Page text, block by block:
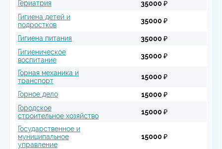
Гериатрия
35000 ₽
Гигиена детей и
подростков
35000 ₽
Гигиена питания
35000 ₽
Гигиеническое
воспитание
35000 ₽
Горная механика и
транспорт
15000 ₽
Горное дело
15000 ₽
Городское
строительное хозяйство
15000 ₽
Государственное и
муниципальное
управление
15000 ₽